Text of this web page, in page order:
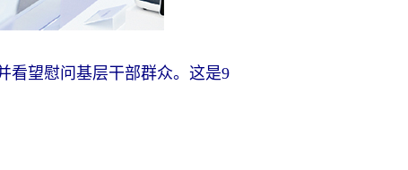
望慰问基层干部群众。这是9